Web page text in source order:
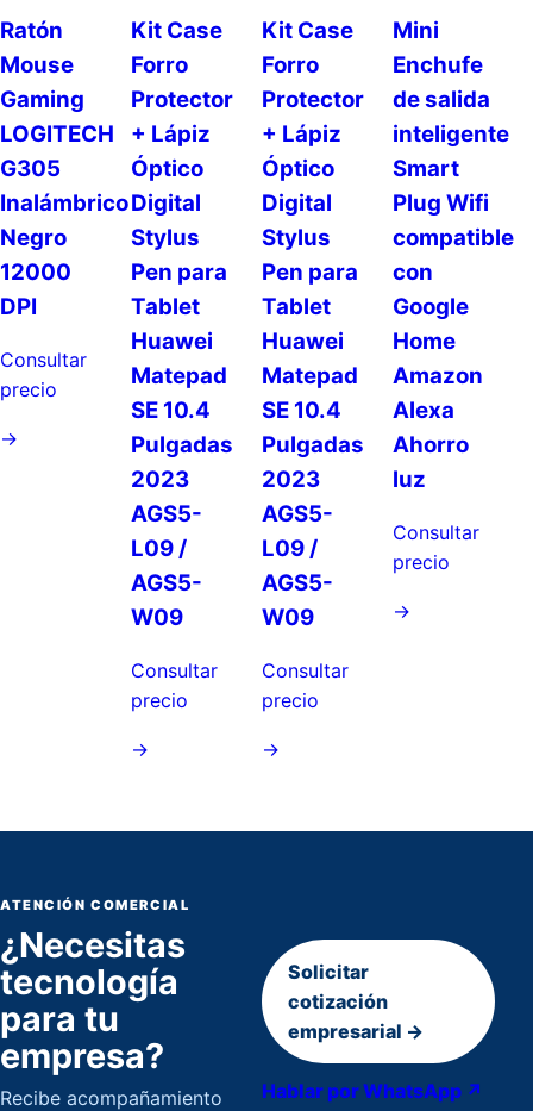
Ratón
Mouse
Gaming
LOGITECH
G305
Inalámbrico
Negro
12000
DPI
Consultar
precio
→
Kit Case
Forro
Protector
+ Lápiz
Óptico
Digital
Stylus
Pen para
Tablet
Huawei
Matepad
SE 10.4
Pulgadas
2023
AGS5-
L09 /
AGS5-
W09
Consultar
precio
→
Kit Case
Forro
Protector
+ Lápiz
Óptico
Digital
Stylus
Pen para
Tablet
Huawei
Matepad
SE 10.4
Pulgadas
2023
AGS5-
L09 /
AGS5-
W09
Consultar
precio
→
Mini
Enchufe
de salida
inteligente
Smart
Plug Wifi
compatible
con
Google
Home
Amazon
Alexa
Ahorro
luz
Consultar
precio
→
ATENCIÓN COMERCIAL
¿Necesitas
tecnología
para tu
empresa?
Recibe acompañamiento
Solicitar
cotización
empresarial →
Hablar por WhatsApp ↗